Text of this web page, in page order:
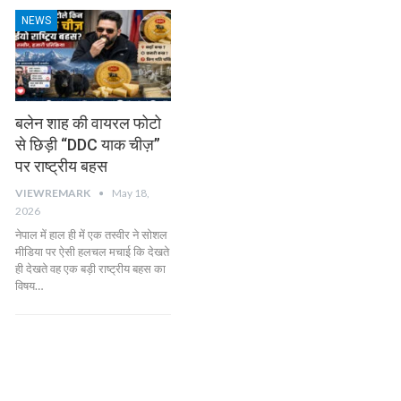
NEWS
बलेन शाह की वायरल फोटो
से छिड़ी “DDC याक चीज़”
पर राष्ट्रीय बहस
VIEWREMARK
May 18,
2026
नेपाल में हाल ही में एक तस्वीर ने सोशल
मीडिया पर ऐसी हलचल मचाई कि देखते
ही देखते वह एक बड़ी राष्ट्रीय बहस का
विषय…